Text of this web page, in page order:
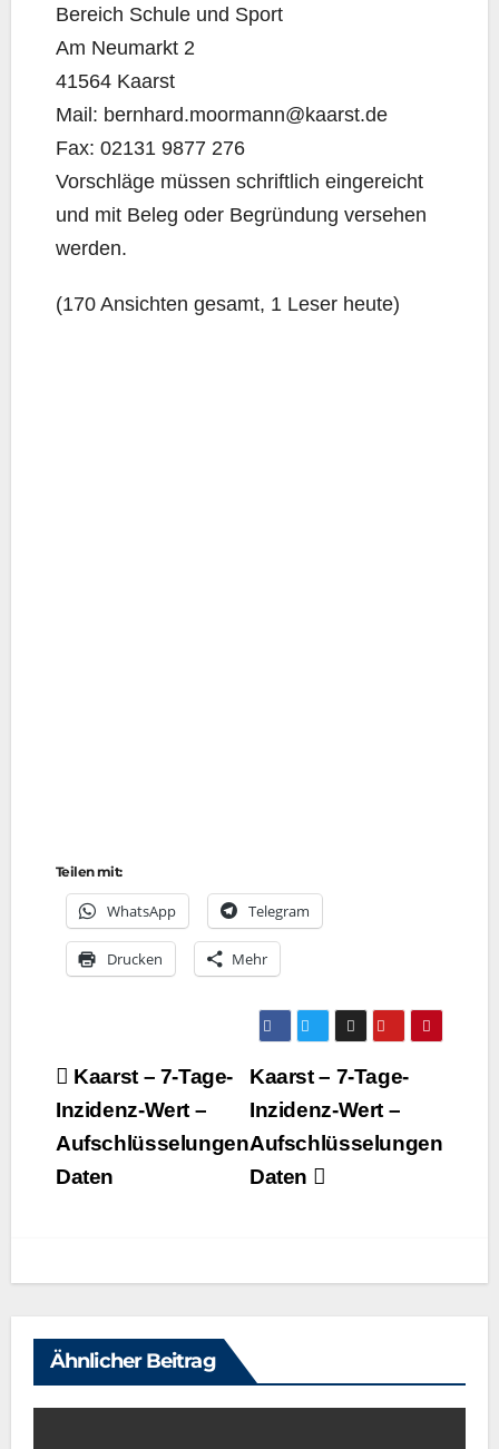
Bereich Schu­le und Sport
Am Neu­markt 2
41564 Kaarst
Mail: bernhard.moormann@kaarst.de
Fax: 02131 9877 276
Vor­schlä­ge müs­sen schrift­lich ein­ge­reicht
und mit Beleg oder Begrün­dung ver­se­hen
werden.
(170 Ansich­ten gesamt, 1 Leser heute)
Teilen mit:
Whats­App Tele­gram
Dru­cken Mehr
Beitragsnavigation
Kaarst – 7‑Tage-
Inzidenz-Wert –
Aufschlüsselungen
Daten
Kaarst – 7‑Tage-
Inzidenz-Wert –
Aufschlüsselungen
Daten
Ähnlicher Beitrag